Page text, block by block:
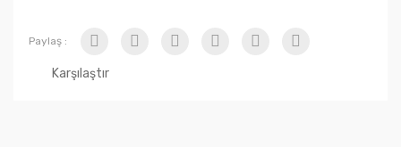
Paylaş :
Karşılaştır